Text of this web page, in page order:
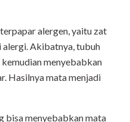
alergen, yaitu zat
alergi. Akibatnya, tubuh
kemudian menyebabkan
Hasilnya mata menjadi
bisa menyebabkan mata